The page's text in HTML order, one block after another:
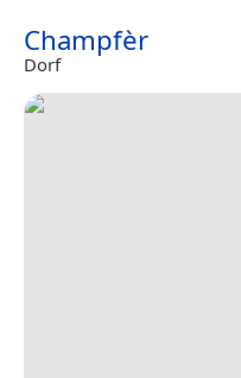
Champfèr
Dorf